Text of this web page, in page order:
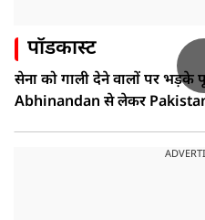
पॉडकास्ट
सेना को गाली देने वालों पर भड़के
Abhinandan से लेकर